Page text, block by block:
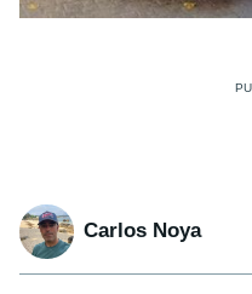
Carlos Noya